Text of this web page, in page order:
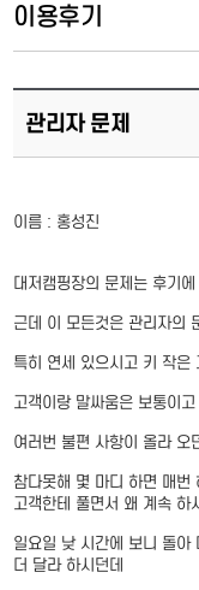
이용후기
관리자 문제
이름 : 홍성진
대저캠핑장의 문제는 후기
근데 이 모든것은 관리자의
특히 연세 있으시고 키 작은
고객이랑 말싸움은 보통이
여러번 불편 사항이 올라 오
참다못해 몇 마디 하면 매번
고객한테 풀면서 왜 계속 하
일요일 낮 시간에 보니 돌아
더 달라 하시던데